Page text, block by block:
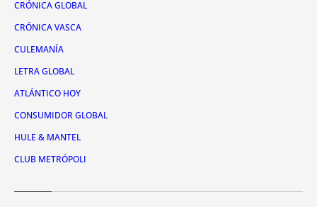
CRÓNICA GLOBAL
CRÓNICA VASCA
CULEMANÍA
LETRA GLOBAL
ATLÁNTICO HOY
CONSUMIDOR GLOBAL
HULE & MANTEL
CLUB METRÓPOLI